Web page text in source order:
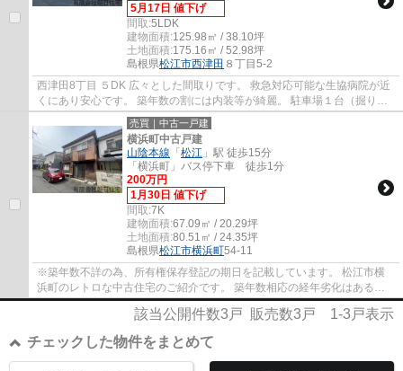
5月17日 値下げ
間取:5LDK
建物面積:125.98㎡ / 38.10坪
土地面積:175.16㎡ / 52.98坪
島根県松江市西津田 ８丁目5-2
西津田8丁目 ５DK 広々とした間取りです。 救急対応可能な生協病院が近
くにあり安心です。 築年数の割には内装等が綺麗。 駐車場１台（掘り込
み式） 空き家です。お気軽にお問い合わ...
売買｜中古一戸建
横浜町中古戸建
山陰本線 「松江 」駅 徒歩15分
「横浜町」バス停下車 徒歩1分
200万円
1月30日 値下げ
間取:7K
建物面積:67.09㎡ / 20.29坪
土地面積:80.51㎡ / 24.35坪
島根県松江市横浜町54-11
※築年数不詳の為、所有権保存登記の期日を記載しています。 松江市横
浜町のレトロな中古住宅のご紹介です。 築年数相応の経年劣化はある
為、修繕が必要になりますが、お手頃価格での売...
該当公開件数3 戸 販売数3 戸 1-3 戸表示
チェックした物件をまとめて